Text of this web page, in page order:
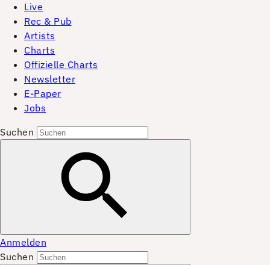
Live
Rec & Pub
Artists
Charts
Offizielle Charts
Newsletter
E-Paper
Jobs
Suchen
Anmelden
Suchen